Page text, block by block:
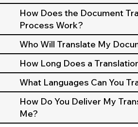
How Does the Document
Process Work?
Who Will Translate My
How Long Does a
What Languages Can You
How Do You Deliver My
Me?